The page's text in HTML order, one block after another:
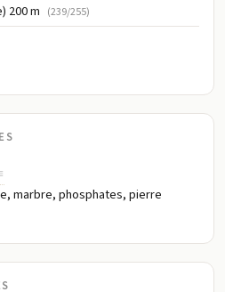
200 m (239/255)
marbre, phosphates, pierre